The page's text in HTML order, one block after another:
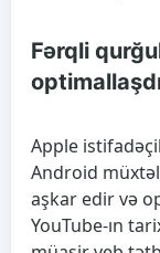
Fərqli
Apple
Android
aşkar edir və
YouTube-ın